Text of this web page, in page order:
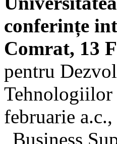
conferințe
Comrat, 13
pentru
februarie
„Business